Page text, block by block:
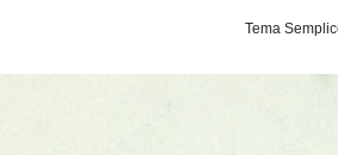
Tema